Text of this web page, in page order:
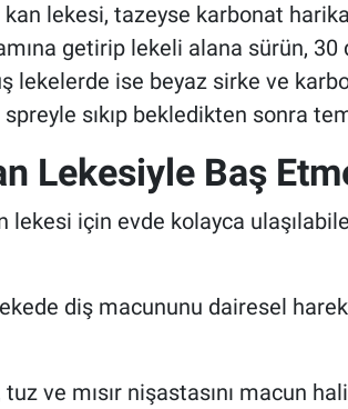
lekesi, tazeyse karbonat
getirip lekeli alana sürün,
lekelerde ise beyaz sirke ve
spreyle sıkıp bekledikten sonra
Lekesiyle Baş
lekesi için evde kolayca
diş macununu dairesel
tuz ve mısır nişastasını macun